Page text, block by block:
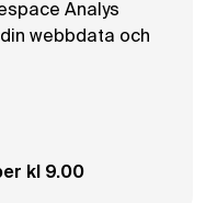
Analys
webbdata och
kl 9.00